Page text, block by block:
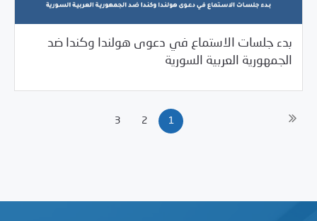
بدء جلسات الاستماع في دعوى هولندا وكندا ضد
الجمهورية العربية السورية
10/11/2023
2023
/بيانات المركز
1
2
3